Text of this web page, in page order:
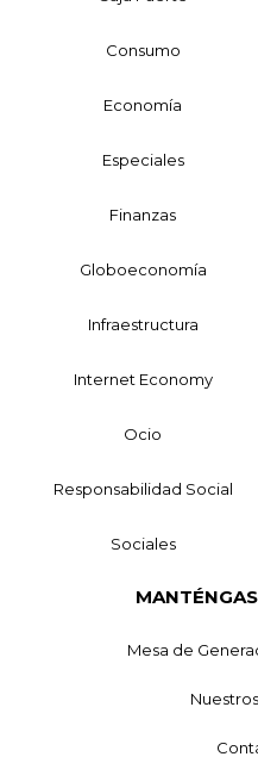
Consumo
Economía
Especiales
Finanzas
Globoeconomía
Infraestructura
Internet Economy
Ocio
Responsabilidad Social
Sociales
Mesa de